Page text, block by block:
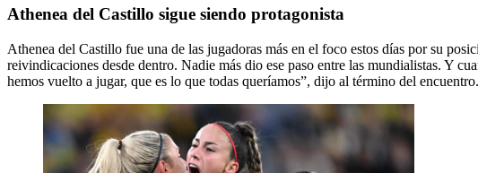
Athenea del Castillo sigue siendo protagonista
Athenea del Castillo fue una de las jugadoras más en el foco estos días por su
reivindicaciones desde dentro. Nadie más dio ese paso entre las mundialistas. Y
hemos vuelto a jugar, que es lo que todas queríamos”, dijo al término del encuentro.